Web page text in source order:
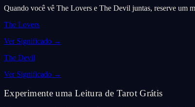
Quando você vê The Lovers e The Devil juntas, reserve um
The Lovers
Ver Significado →
The Devil
Ver Significado →
Experimente uma Leitura de Tarot Grátis